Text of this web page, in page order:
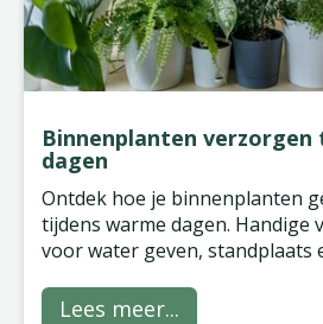
Binnenplanten verzorgen
dagen
Ontdek hoe je binnenplanten
tijdens warme dagen. Handige
voor water geven, standplaats
Lees meer...